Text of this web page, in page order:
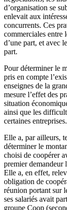
d’organisation se
enlevait aux
concurrents. Ces
commerciales entre
d’une part, et avec
part.
Pour déterminer le
pris en compte
enseignes de la
mesure l’effet des
situation
ainsi que les
certaines entreprises.
Elle a, par ailleurs,
déterminer le
choisi de coopérer
premier demandeur
Elle a, en effet,
obligation de
réunion portant sur
ses salariés avait
groupe Coop